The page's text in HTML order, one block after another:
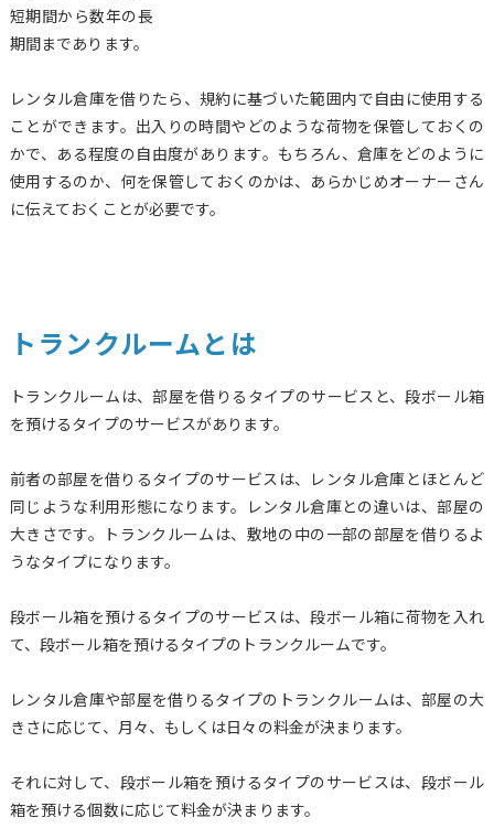
短期間から数年の長
期間まであります。
レンタル倉庫を借りたら、規約に基づいた範囲内で自由に使用する
ことができます。出入りの時間やどのような荷物を保管しておくの
かで、ある程度の自由度があります。もちろん、倉庫をどのように
使用するのか、何を保管しておくのかは、あらかじめオーナーさん
に伝えておくことが必要です。
トランクルームとは
トランクルームは、部屋を借りるタイプのサービスと、段ボール箱
を預けるタイプのサービスがあります。
前者の部屋を借りるタイプのサービスは、レンタル倉庫とほとんど
同じような利用形態になります。レンタル倉庫との違いは、部屋の
大きさです。トランクルームは、敷地の中の一部の部屋を借りるよ
うなタイプになります。
段ボール箱を預けるタイプのサービスは、段ボール箱に荷物を入れ
て、段ボール箱を預けるタイプのトランクルームです。
レンタル倉庫や部屋を借りるタイプのトランクルームは、部屋の大
きさに応じて、月々、もしくは日々の料金が決まります。
それに対して、段ボール箱を預けるタイプのサービスは、段ボール
箱を預ける個数に応じて料金が決まります。